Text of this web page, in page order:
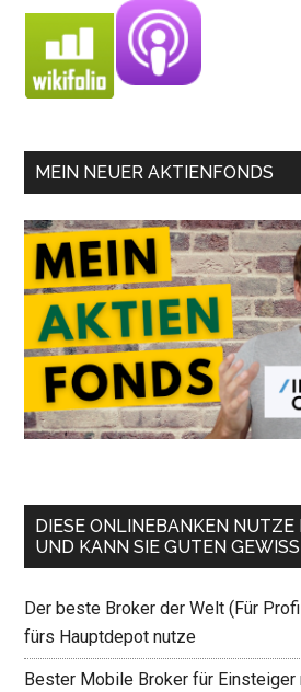
MEIN NEUER AKTIENFONDS
DIESE ONLINEBANKEN
UND KANN SIE GUTEN
Der beste Broker der Welt (Für
fürs Hauptdepot nutze
Bester Mobile Broker für Einsteiger